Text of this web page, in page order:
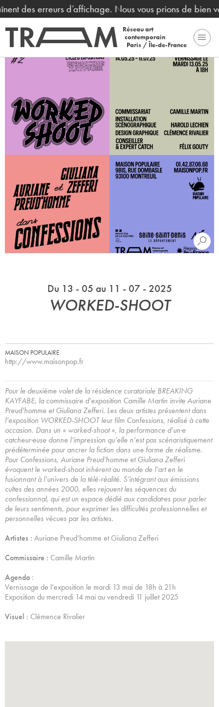
des erreurs d’affichage. Nous vous prions de bien
Réseau art
contemporain
Paris / Île-de-France
Du 13 - 05 au 11 - 07 - 2025
WORKED-SHOOT
MAISON POPULAIRE
http://www.maisonpop.fr
Pour le deuxième volet de la résidence curatoriale BREAKING
KAYFABE, la commissaire d’exposition Camille Martin invite Auriane
Preud’homme et Giuliana Zefferi. Les deux artistes présentent dans
l’exposition WORKED-SHOOT leur film Confessions, réalisé à cette
occasion. Dans un « worked-shoot », la performance d’un·e
catcheur·euse donne l’impression qu’elle n’est pas scénaristiquement
prédéterminée pour ancrer la fiction dans une forme de réalisme.
Pour Confessions, Auriane Preud’homme et Giuliana Zefferi
évoquent le worked-shoot inhérent au monde de l’art en le
fusionnant à l’univers de la télé-réalité. S’intégrant aux émissions
cultes des années 2000, elles rejouent les séquences du
confessionnal, qui est un espace dédié aux candidat·es pour parler
de leurs sentiments, pour exprimer les difficultés professionnelles et
personnelles vécues par les artistes.
Artistes : Auriane Preud’homme et Giuliana Zefferi
Commissaire : Camille Martin
Agenda :
Vernissage de l’exposition le mardi 13 mai de 18h à 21h
Exposition du mercredi 14 mai au vendredi 11 juillet 2025
Visuel : Clémence Rivalier